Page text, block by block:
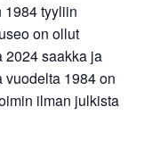
tyyliin
on ollut
2024 saakka ja
1984 on
ilman julkista